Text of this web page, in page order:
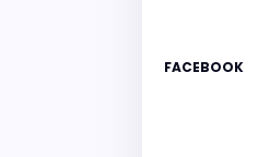
FACEBOOK